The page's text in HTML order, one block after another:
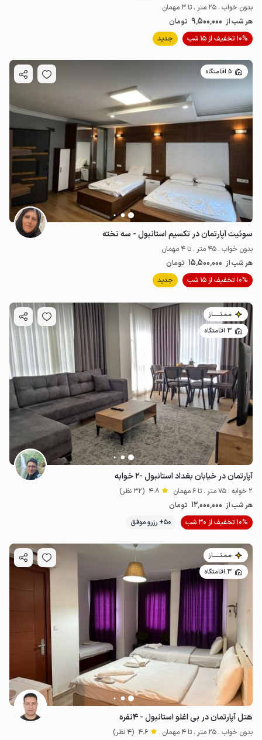
بدون خواب . 25 متر . تا 3 مهمان
هر شب از 9٬500٬000 تومان
10% تخفیف از 15 شب
جدید
5 اقامتگاه
سوئیت آپارتمان در تکسیم استانبول - سه تخته
بدون خواب . 45 متر . تا 4 مهمان
هر شب از 15٬500٬000 تومان
10% تخفیف از 15 شب
جدید
مـمـتــــــاز
3 اقامتگاه
آپارتمان در خیابان بغداد استانبول -۲ خوابه
2 خوابه . 75 متر . تا 6 مهمان 4.8 (32 نظر)
هر شب از 12٬000٬000 تومان
10% تخفیف از 30 شب
50+ رزرو موفق
مـمـتــــــاز
3 اقامتگاه
هتل آپارتمان در بی اغلو استانبول - ۴نفره
بدون خواب . 25 متر . تا 4 مهمان 4.6 (4 نظر)